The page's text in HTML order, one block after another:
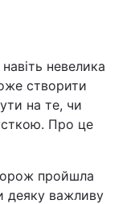
навіть невелика
створити
на те, чи
Про це
пройшла
деяку важливу